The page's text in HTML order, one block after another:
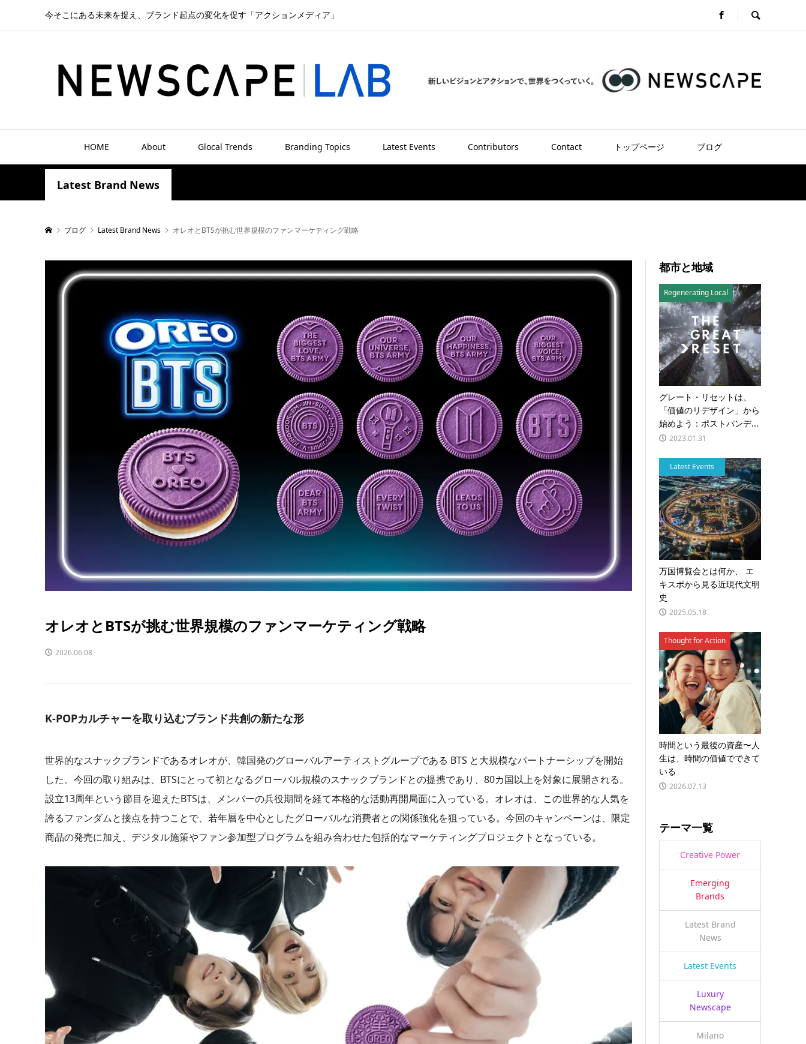
今そこにある未来を捉え、ブランド起点の変化を促す「アクションメディア」
HOME About Glocal Trends Branding Topics Latest Events Contributors Contact トップページ ブログ
Latest Brand News
ブログ Latest Brand News オレオとBTSが挑む世界規模のファンマーケティング戦略
オレオとBTSが挑む世界規模のファンマーケティング戦略
2026.06.08
K-POPカルチャーを取り込むブランド共創の新たな形
世界的なスナックブランドであるオレオが、韓国発のグローバルアーティストグループである BTS と大規模なパートナーシップを開始
した。今回の取り組みは、BTSにとって初となるグローバル規模のスナックブランドとの提携であり、80カ国以上を対象に展開される。
設立13周年という節目を迎えたBTSは、メンバーの兵役期間を経て本格的な活動再開局面に入っている。オレオは、この世界的な人気を
誇るファンダムと接点を持つことで、若年層を中心としたグローバルな消費者との関係強化を狙っている。今回のキャンペーンは、限定
商品の発売に加え、デジタル施策やファン参加型プログラムを組み合わせた包括的なマーケティングプロジェクトとなっている。
都市と地域
Regenerating Local
グレート・リセットは、
「価値のリデザイン」から
始めよう：ポストパンデ...
2023.01.31
Latest Events
万国博覧会とは何か、 エ
キスポから見る近現代文明
史
2025.05.18
Thought for Action
時間という最後の資産〜人
生は、時間の価値でできて
いる
2026.07.13
テーマ一覧
Creative Power
Emerging
Brands
Latest Brand
News
Latest Events
Luxury
Newscape
Milano